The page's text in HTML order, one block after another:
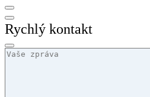
Rychlý kontakt